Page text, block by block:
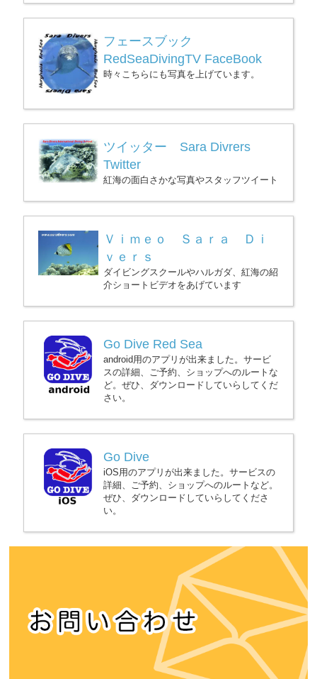
フェースブック
RedSeaDivingTV FaceBook
時々こちらにも写真を上げています。
ツイッター Sara Divrers
Twitter
紅海の面白さかな写真やスタッフツイート
Ｖｉｍｅｏ Ｓａｒａ Ｄｉ
ｖｅｒｓ
ダイビングスクールやハルガダ、紅海の紹
介ショートビデオをあげています
Go Dive Red Sea
android用のアプリが出来ました。サービ
スの詳細、ご予約、ショップへのルートな
ど。ぜひ、ダウンロードしていらしてくだ
さい。
Go Dive
iOS用のアプリが出来ました。サービスの
詳細、ご予約、ショップへのルートなど。
ぜひ、ダウンロードしていらしてくださ
い。